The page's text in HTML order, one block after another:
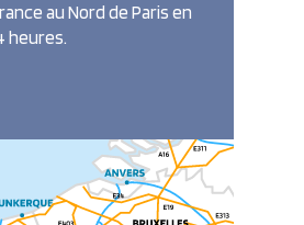
au Nord de Paris en
heures.